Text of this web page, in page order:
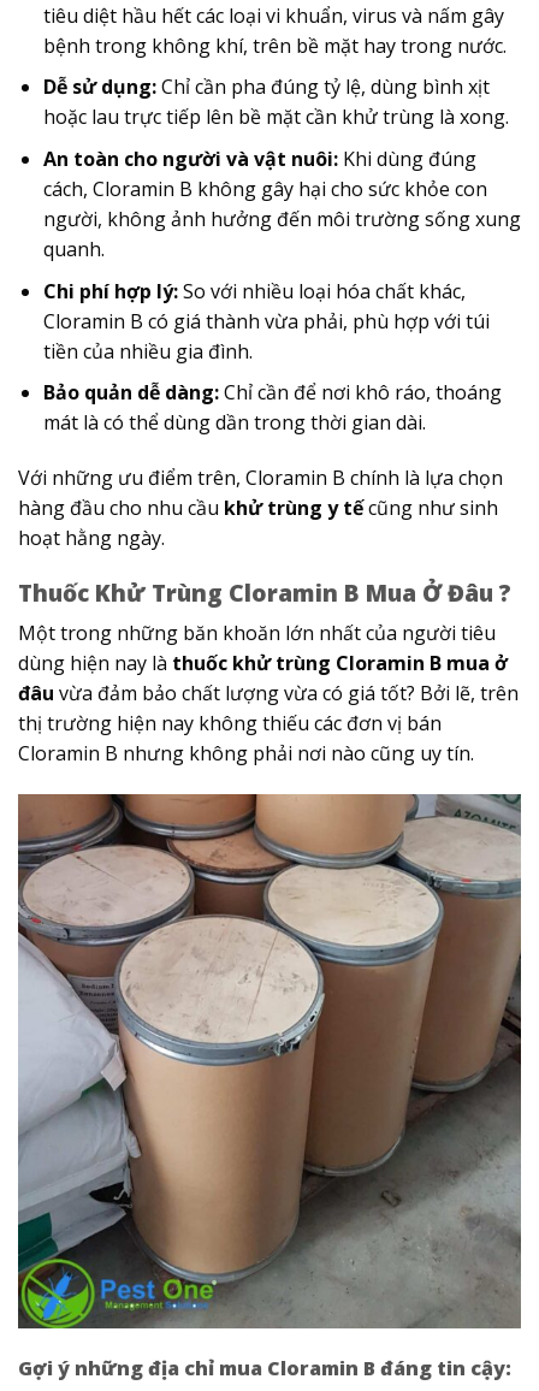
tiêu diệt hầu hết các loại vi khuẩn, virus và nấm gây
bệnh trong không khí, trên bề mặt hay trong nước.
Dễ sử dụng:Chỉ cần pha đúng tỷ lệ, dùng bình xịt
hoặc lau trực tiếp lên bề mặt cần khử trùng là xong.
An toàn cho người và vật nuôi:Khi dùng đúng
cách, Cloramin B không gây hại cho sức khỏe con
người, không ảnh hưởng đến môi trường sống xung
quanh.
Chi phí hợp lý:So với nhiều loại hóa chất khác,
Cloramin B có giá thành vừa phải, phù hợp với túi
tiền của nhiều gia đình.
Bảo quản dễ dàng:Chỉ cần để nơi khô ráo, thoáng
mát là có thể dùng dần trong thời gian dài.
Với những ưu điểm trên, Cloramin B chính là lựa chọn
hàng đầu cho nhu cầu khử trùng y tếcũng như sinh
hoạt hằng ngày.
Thuốc Khử Trùng Cloramin B Mua Ở Đâu ?
Một trong những băn khoăn lớn nhất của người tiêu
dùng hiện nay là thuốc khử trùng Cloramin B mua ở
đâu vừa đảm bảo chất lượng vừa có giá tốt? Bởi lẽ, trên
thị trường hiện nay không thiếu các đơn vị bán
Cloramin B nhưng không phải nơi nào cũng uy tín.
Gợi ý những địa chỉ mua Cloramin B đáng tin cậy: